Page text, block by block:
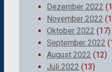
Dezember 2022
November 2022
Oktober 2022 (17)
September 2022
August 2022 (12)
Juli 2022 (13)